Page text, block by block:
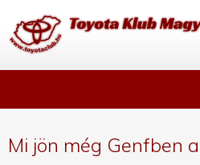
Mi jön még Genfben